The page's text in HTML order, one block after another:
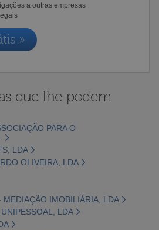
a outras empresas
»
que lhe podem
PARA O
LDA
OLIVEIRA, LDA
MEDIAÇÃO IMOBILIÁRIA, LDA
LDA